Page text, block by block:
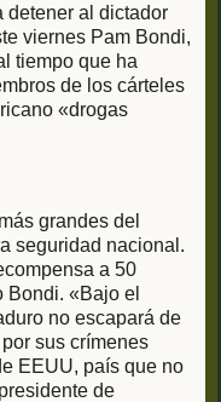
detener al dictador
viernes Pam Bondi,
tiempo que ha
de los cárteles
«drogas
grandes del
seguridad nacional.
a 50
Bondi. «Bajo el
no escapará de
sus crímenes
EEUU, país que no
de